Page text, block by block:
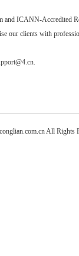
ICANN-Accredited
our clients with
All Rights